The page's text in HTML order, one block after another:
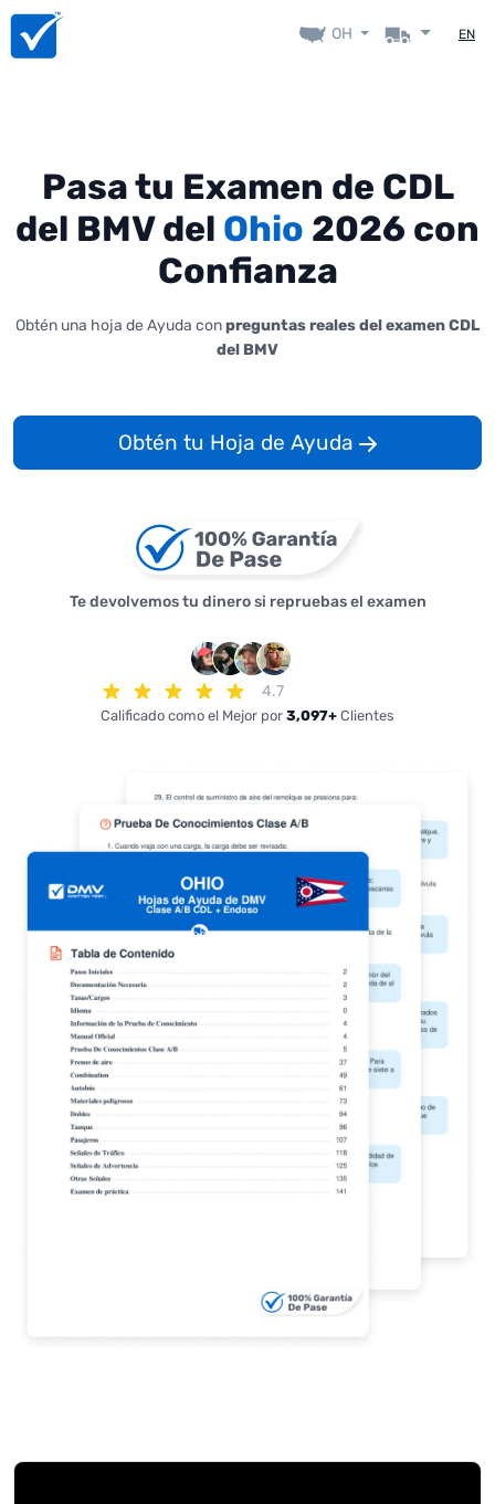
OH EN
Pasa tu Examen de CDL
del BMV del Ohio 2026 con
Confianza
Obtén una hoja de Ayuda conpreguntas reales del examen CDL
del BMV
Obtén tu Hoja de Ayuda
Te devolvemos tu dinero si repruebas el examen
4.7
Calificado como el Mejor por 3,097+ Clientes